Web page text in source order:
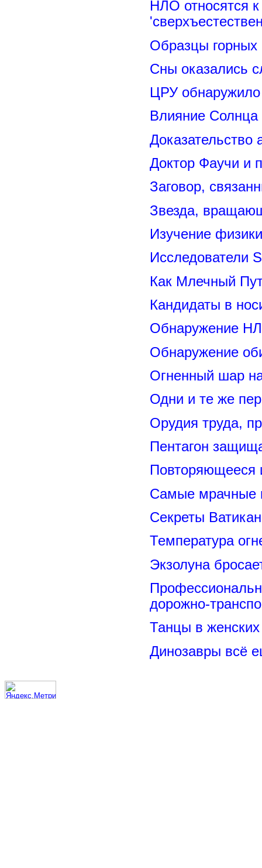
НЛО относятся к
Образцы горных
Сны оказались
ЦРУ обнаружило
Влияние
Доказательство
Доктор Фаучи и
Заговор,
Звезда,
Изучение
Исследователи
Как Млечный
Кандидаты в
Обнаружение
Обнаружение
Огненный шар
Одни и те же
Орудия труда,
Пентагон
Повторяющееся
Самые мрачные
Секреты
Температура
Экзолуна
дорожно-
Танцы в женских
Динозавры всё